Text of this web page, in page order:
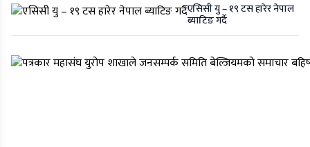
एसिसी यु – १९ टस हारेर नेपाल
ब्याटिङ गर्दै